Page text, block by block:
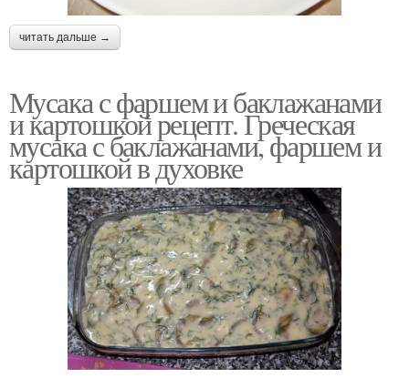
читать дальше →
Мусака с фаршем и баклажанами
и картошкой рецепт. Греческая
мусака с баклажанами, фаршем и
картошкой в духовке